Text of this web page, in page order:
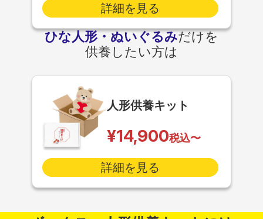
詳細を見る
ひな人形・ぬいぐるみだけを
供養したい方は
人形供養キット
¥14,900税込〜
詳細を見る